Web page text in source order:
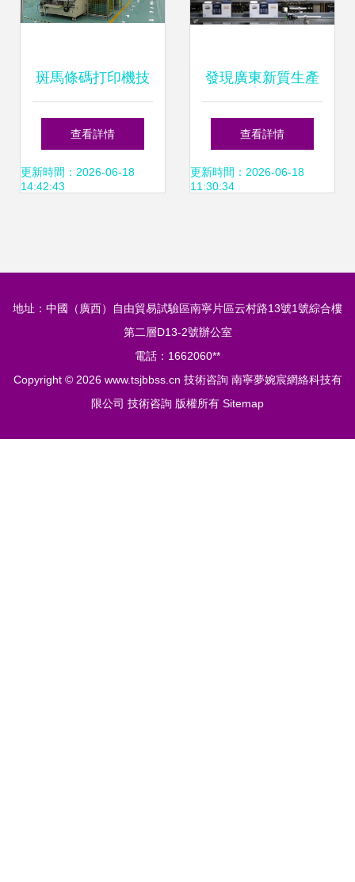
斑馬條碼打印機技
術如何重塑汽車零
配件倉儲管理模式
查看詳情
更新時間：2026-06-18
14:42:43
發現廣東新質生產
力 超20家優秀企業
案例發布與技術咨
查看詳情
更新時間：2026-06-18
11:30:34
地址：中國（廣西）自由貿易試驗區南寧片區云村路13號1號綜合樓
第二層D13-2號辦公室
電話：1662060**
Copyright © 2026 www.tsjbbss.cn 技術咨詢 南寧夢婉宸網絡科技有
限公司 技術咨詢 版權所有 Sitemap